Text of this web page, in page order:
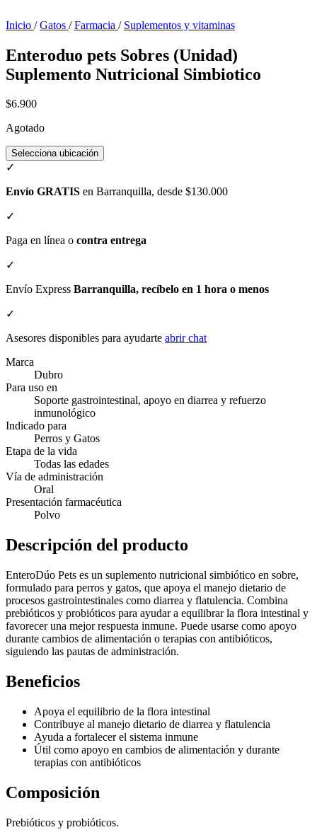
Inicio / Gatos / Farmacia / Suplementos y vitaminas
Enteroduo pets Sobres (Unidad)
Suplemento Nutricional Simbiotico
$6.900
Agotado
Selecciona ubicación
✓
Envío GRATIS en Barranquilla, desde $130.000
✓
Paga en línea o contra entrega
✓
Envío Express Barranquilla, recíbelo en 1 hora o menos
✓
Asesores disponibles para ayudarte abrir chat
Marca
Dubro
Para uso en
Soporte gastrointestinal, apoyo en diarrea y refuerzo
inmunológico
Indicado para
Perros y Gatos
Etapa de la vida
Todas las edades
Vía de administración
Oral
Presentación farmacéutica
Polvo
Descripción del producto
EnteroDúo Pets es un suplemento nutricional simbiótico en sobre,
formulado para perros y gatos, que apoya el manejo dietario de
procesos gastrointestinales como diarrea y flatulencia. Combina
prebióticos y probióticos para ayudar a equilibrar la flora intestinal y
favorecer una mejor respuesta inmune. Puede usarse como apoyo
durante cambios de alimentación o terapias con antibióticos,
siguiendo las pautas de administración.
Beneficios
Apoya el equilibrio de la flora intestinal
Contribuye al manejo dietario de diarrea y flatulencia
Ayuda a fortalecer el sistema inmune
Útil como apoyo en cambios de alimentación y durante
terapias con antibióticos
Composición
Prebióticos y probióticos.